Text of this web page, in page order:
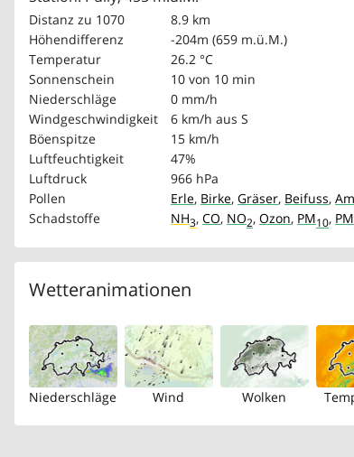
Distanz zu 1070
8.9 km
Höhendifferenz
-204m (659 m.ü.M.)
Temperatur
26.2 °C
Sonnenschein
10 von 10 min
Niederschläge
0 mm/h
Windgeschwindigkeit
6 km/h aus S
Böenspitze
15 km/h
Luftfeuchtigkeit
47%
Luftdruck
966 hPa
Pollen
Erle, Birke, Gräser, Beifuss,
Schadstoffe
NH3, CO, NO2, Ozon, PM10, PM
Wetteranimationen
Niederschläge Wind Wolken